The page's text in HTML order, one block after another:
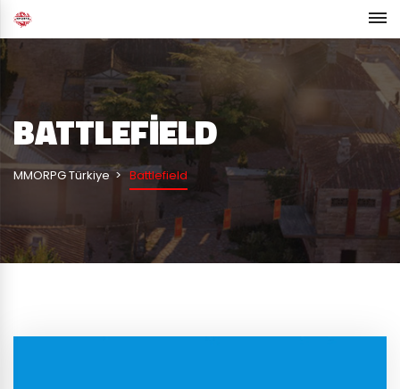
BATTLEFIELD
MMORPG Türkiye Battlefield